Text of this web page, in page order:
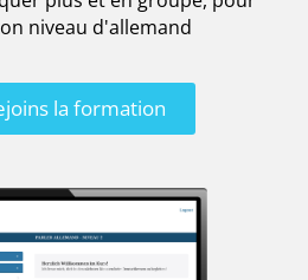
niveau d'allemand
la formation